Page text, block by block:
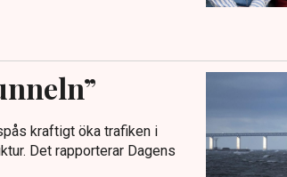
kraftigt öka trafiken i
Det rapporterar Dagens